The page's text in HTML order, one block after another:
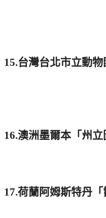
15.台灣台北市立動物
16.澳洲墨爾本「州立
17.荷蘭阿姆斯特丹「